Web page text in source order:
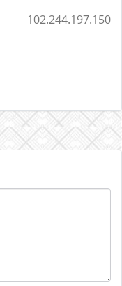
102.244.197.150